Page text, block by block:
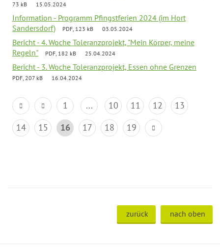
73 kB
15.05.2024
Information - Programm Pfingstferien 2024 (im Hort
Sandersdorf)
PDF, 123 kB 03.05.2024
Bericht - 4. Woche Toleranzprojekt, "Mein Körper, meine
Regeln"
PDF, 182 kB 25.04.2024
Bericht - 3. Woche Toleranzprojekt, Essen ohne Grenzen
PDF, 207 kB 16.04.2024
1 ... 10 11 12
13
14
15 16 17 18 19
zurück nach oben